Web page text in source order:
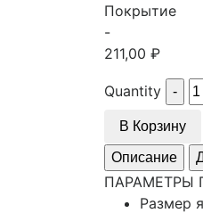
Покрытие
-
211,00 ₽
Quantity
В Корзину
Описание
ПАРАМЕТРЫ
Размер